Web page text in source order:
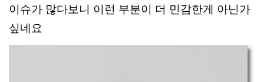
이슈가 많다보니 이런 부분이 더 민감한게 아닌가
싶네요